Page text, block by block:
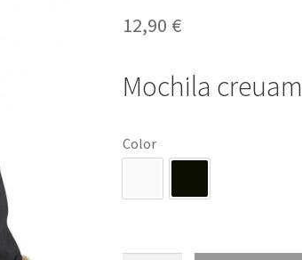
12,90 €
Mochila
Color